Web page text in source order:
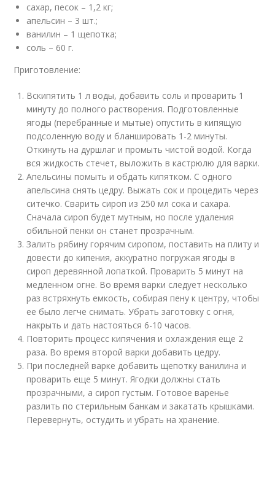
сахар, песок – 1,2 кг;
апельсин – 3 шт.;
ванилин – 1 щепотка;
соль – 60 г.
Приготовление:
Вскипятить 1 л воды, добавить соль и проварить 1
минуту до полного растворения. Подготовленные
ягоды (перебранные и мытые) опустить в кипящую
подсоленную воду и бланшировать 1-2 минуты.
Откинуть на дуршлаг и промыть чистой водой. Когда
вся жидкость стечет, выложить в кастрюлю для варки.
Апельсины помыть и обдать кипятком. С одного
апельсина снять цедру. Выжать сок и процедить через
ситечко. Сварить сироп из 250 мл сока и сахара.
Сначала сироп будет мутным, но после удаления
обильной пенки он станет прозрачным.
Залить рябину горячим сиропом, поставить на плиту и
довести до кипения, аккуратно погружая ягоды в
сироп деревянной лопаткой. Проварить 5 минут на
медленном огне. Во время варки следует несколько
раз встряхнуть емкость, собирая пену к центру, чтобы
ее было легче снимать. Убрать заготовку с огня,
накрыть и дать настояться 6-10 часов.
Повторить процесс кипячения и охлаждения еще 2
раза. Во время второй варки добавить цедру.
При последней варке добавить щепотку ванилина и
проварить еще 5 минут. Ягодки должны стать
прозрачными, а сироп густым. Готовое варенье
разлить по стерильным банкам и закатать крышками.
Перевернуть, остудить и убрать на хранение.